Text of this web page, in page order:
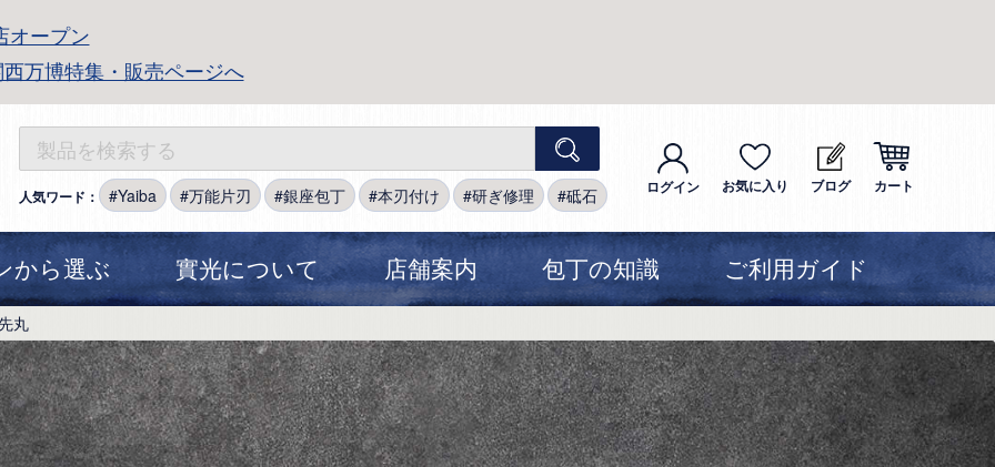
オープン
万博特集・販売ページへ
人気ワード： Yaiba 万能片刃 銀座包丁 本刃付け 研ぎ修理 砥石 ログイン お気に入り ブログ カート
から選ぶ 實光について 店舗案内 包丁の知識 ご利用ガイド
丸